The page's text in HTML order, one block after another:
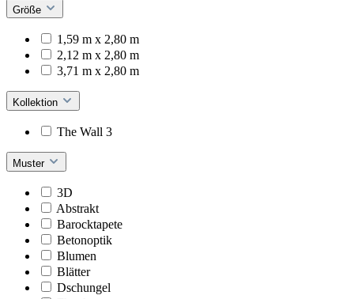
Größe
1,59 m x 2,80 m
2,12 m x 2,80 m
3,71 m x 2,80 m
Kollektion
The Wall 3
Muster
3D
Abstrakt
Barocktapete
Betonoptik
Blumen
Blätter
Dschungel